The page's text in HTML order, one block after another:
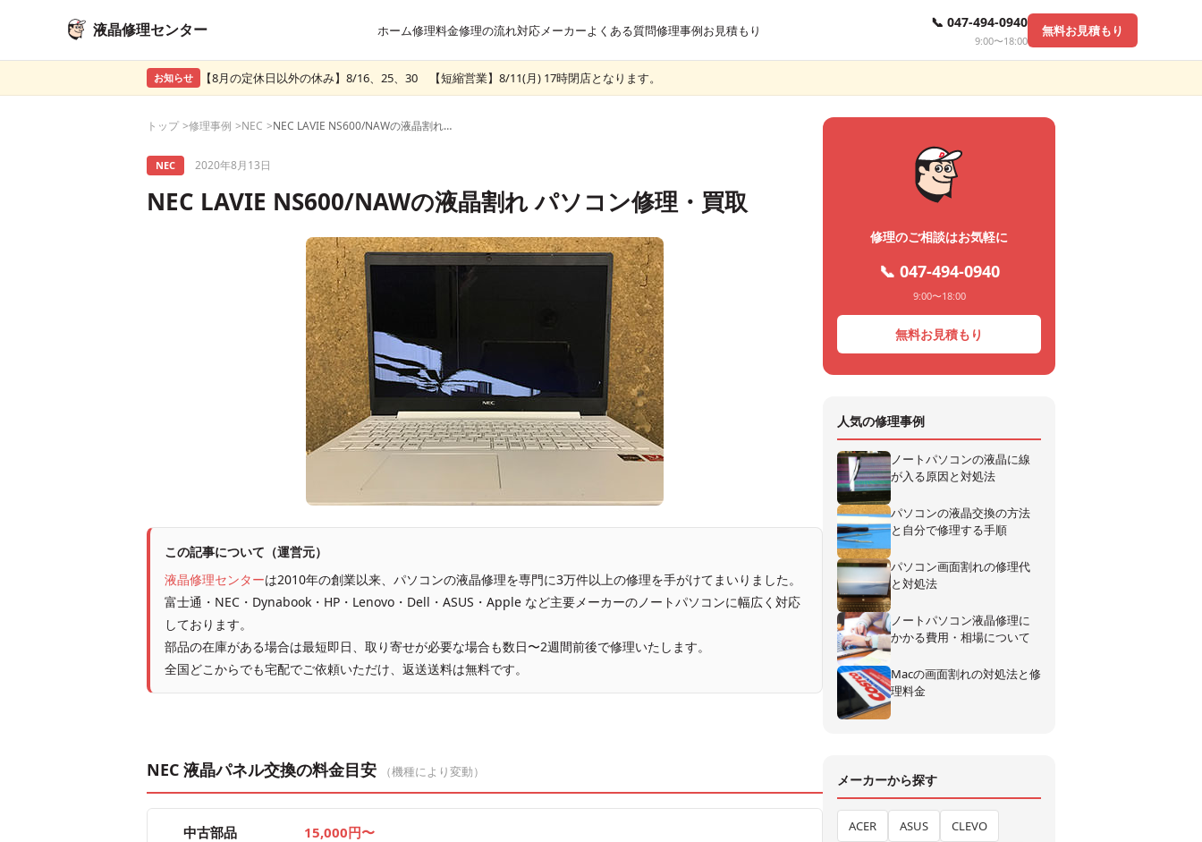
液晶修理センター ホーム修理料金修理の流れ対応メーカーよくある質問修理事例お見積もり 📞 047-494-0940
9:00〜18:00
無料お見積もり
お知らせ 【8月の定休日以外の休み】8/16、25、30 【短縮営業】8/11(月) 17時閉店となります。
トップ 修理事例 NEC NEC LAVIE NS600/NAWの液晶割れ パソコン修理・買取
NEC 2020年8月13日
NEC LAVIE NS600/NAWの液晶割れ パソコン修理・買取
この記事について（運営元）
液晶修理センターは2010年の創業以来、パソコンの液晶修理を専門に3万件以上の修理を手がけてまいりました。
富士通・NEC・Dynabook・HP・Lenovo・Dell・ASUS・Apple など主要メーカーのノートパソコンに幅広く対応
しております。
部品の在庫がある場合は最短即日、取り寄せが必要な場合も数日〜2週間前後で修理いたします。
全国どこからでも宅配でご依頼いただけ、返送送料は無料です。
NEC 液晶パネル交換の料金目安 （機種により変動）
中古部品 15,000円〜
修理のご相談はお気軽に
📞 047-494-0940
9:00〜18:00
無料お見積もり
人気の修理事例
ノートパソコンの液晶に線
が入る原因と対処法
パソコンの液晶交換の方法
と自分で修理する手順
パソコン画面割れの修理代
と対処法
ノートパソコン液晶修理に
かかる費用・相場について
Macの画面割れの対処法と修
理料金
メーカーから探す
ACER ASUS
CLEVO